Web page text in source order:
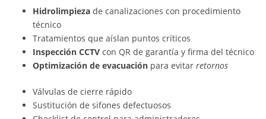
Hidrolimpiezade canalizaciones con procedimiento
técnico
Tratamientos que aíslan puntos críticos
Inspección CCTVcon QR de garantía y firma del técnico
Optimización de evacuaciónpara evitar retornos
Válvulas de cierre rápido
Sustitución de sifones defectuosos